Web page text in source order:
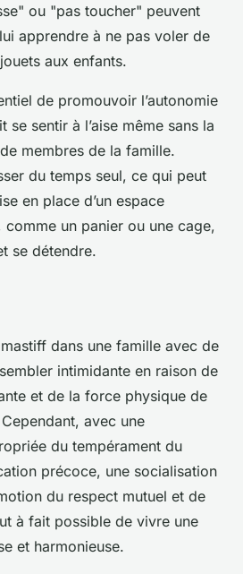
ou "pas toucher" peuvent
apprendre à ne pas voler de
aux enfants.
de promouvoir l’autonomie
sentir à l’aise même sans la
membres de la famille.
du temps seul, ce qui peut
en place d’un espace
un panier ou une cage,
se détendre.
dans une famille avec de
intimidante en raison de
et de la force physique de
avec une
du tempérament du
précoce, une socialisation
du respect mutuel et de
à fait possible de vivre une
et harmonieuse.